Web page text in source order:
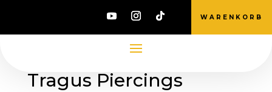
WARENKORB
/ Produkte verschlagwortet mit „Tragus
Tragus Piercings